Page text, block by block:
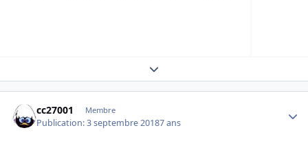
Expand topic overview
cc27001 Membre
Publication:3 septembre 20187 ans